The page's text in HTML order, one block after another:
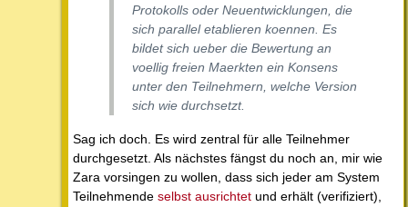
Protokolls oder Neuentwicklungen, die
sich parallel etablieren koennen. Es
bildet sich ueber die Bewertung an
voellig freien Maerkten ein Konsens
unter den Teilnehmern, welche Version
sich wie durchsetzt.
Sag ich doch. Es wird zentral für alle Teilnehmer
durchgesetzt. Als nächstes fängst du noch an, mir wie
Zara vorsingen zu wollen, dass sich jeder am System
Teilnehmende selbst ausrichtet und erhält (verifiziert),